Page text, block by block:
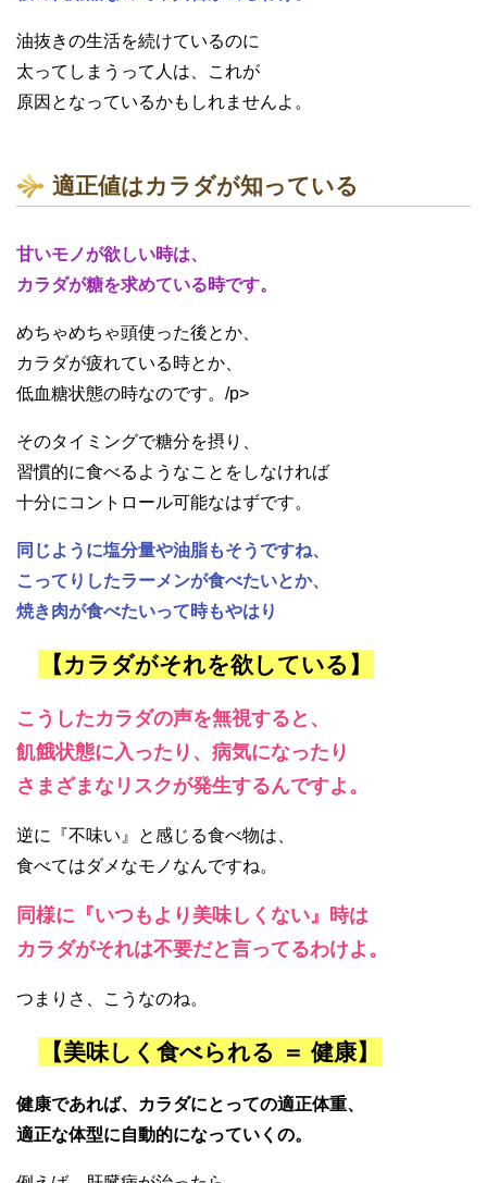
油抜きの生活を続けているのに
太ってしまうって人は、これが
原因となっているかもしれませんよ。
適正値はカラダが知っている
甘いモノが欲しい時は、
カラダが糖を求めている時です。
めちゃめちゃ頭使った後とか、
カラダが疲れている時とか、
低血糖状態の時なのです。/p>
そのタイミングで糖分を摂り、
習慣的に食べるようなことをしなければ
十分にコントロール可能なはずです。
同じように塩分量や油脂もそうですね、
こってりしたラーメンが食べたいとか、
焼き肉が食べたいって時もやはり
【カラダがそれを欲している】
こうしたカラダの声を無視すると、
飢餓状態に入ったり、病気になったり
さまざまなリスクが発生するんですよ。
逆に『不味い』と感じる食べ物は、
食べてはダメなモノなんですね。
同様に『いつもより美味しくない』時は
カラダがそれは不要だと言ってるわけよ。
つまりさ、こうなのね。
【美味しく食べられる ＝ 健康】
健康であれば、カラダにとっての適正体重、
適正な体型に自動的になっていくの。